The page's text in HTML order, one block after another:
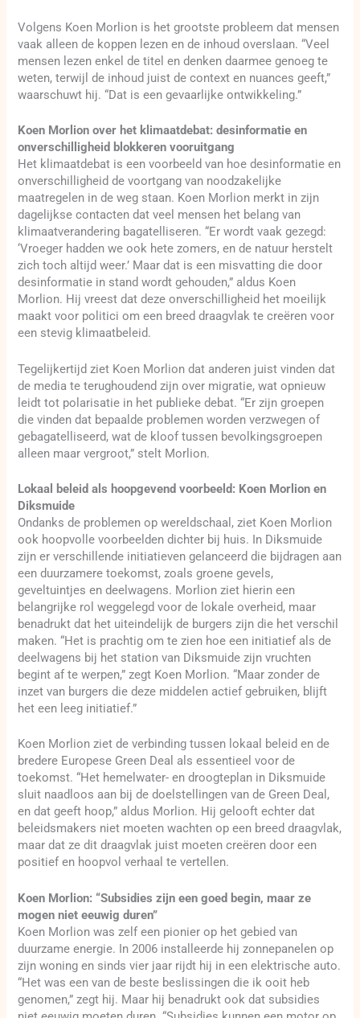
Volgens Koen Morlion is het grootste probleem dat mensen
vaak alleen de koppen lezen en de inhoud overslaan. “Veel
mensen lezen enkel de titel en denken daarmee genoeg te
weten, terwijl de inhoud juist de context en nuances geeft,”
waarschuwt hij. “Dat is een gevaarlijke ontwikkeling.”
Koen Morlion over het klimaatdebat: desinformatie en
onverschilligheid blokkeren vooruitgang
Het klimaatdebat is een voorbeeld van hoe desinformatie en
onverschilligheid de voortgang van noodzakelijke
maatregelen in de weg staan. Koen Morlion merkt in zijn
dagelijkse contacten dat veel mensen het belang van
klimaatverandering bagatelliseren. “Er wordt vaak gezegd:
‘Vroeger hadden we ook hete zomers, en de natuur herstelt
zich toch altijd weer.’ Maar dat is een misvatting die door
desinformatie in stand wordt gehouden,” aldus Koen
Morlion. Hij vreest dat deze onverschilligheid het moeilijk
maakt voor politici om een breed draagvlak te creëren voor
een stevig klimaatbeleid.
Tegelijkertijd ziet Koen Morlion dat anderen juist vinden dat
de media te terughoudend zijn over migratie, wat opnieuw
leidt tot polarisatie in het publieke debat. “Er zijn groepen
die vinden dat bepaalde problemen worden verzwegen of
gebagatelliseerd, wat de kloof tussen bevolkingsgroepen
alleen maar vergroot,” stelt Morlion.
Lokaal beleid als hoopgevend voorbeeld: Koen Morlion en
Diksmuide
Ondanks de problemen op wereldschaal, ziet Koen Morlion
ook hoopvolle voorbeelden dichter bij huis. In Diksmuide
zijn er verschillende initiatieven gelanceerd die bijdragen aan
een duurzamere toekomst, zoals groene gevels,
geveltuintjes en deelwagens. Morlion ziet hierin een
belangrijke rol weggelegd voor de lokale overheid, maar
benadrukt dat het uiteindelijk de burgers zijn die het verschil
maken. “Het is prachtig om te zien hoe een initiatief als de
deelwagens bij het station van Diksmuide zijn vruchten
begint af te werpen,” zegt Koen Morlion. “Maar zonder de
inzet van burgers die deze middelen actief gebruiken, blijft
het een leeg initiatief.”
Koen Morlion ziet de verbinding tussen lokaal beleid en de
bredere Europese Green Deal als essentieel voor de
toekomst. “Het hemelwater- en droogteplan in Diksmuide
sluit naadloos aan bij de doelstellingen van de Green Deal,
en dat geeft hoop,” aldus Morlion. Hij gelooft echter dat
beleidsmakers niet moeten wachten op een breed draagvlak,
maar dat ze dit draagvlak juist moeten creëren door een
positief en hoopvol verhaal te vertellen.
Koen Morlion: “Subsidies zijn een goed begin, maar ze
mogen niet eeuwig duren”
Koen Morlion was zelf een pionier op het gebied van
duurzame energie. In 2006 installeerde hij zonnepanelen op
zijn woning en sinds vier jaar rijdt hij in een elektrische auto.
“Het was een van de beste beslissingen die ik ooit heb
genomen,” zegt hij. Maar hij benadrukt ook dat subsidies